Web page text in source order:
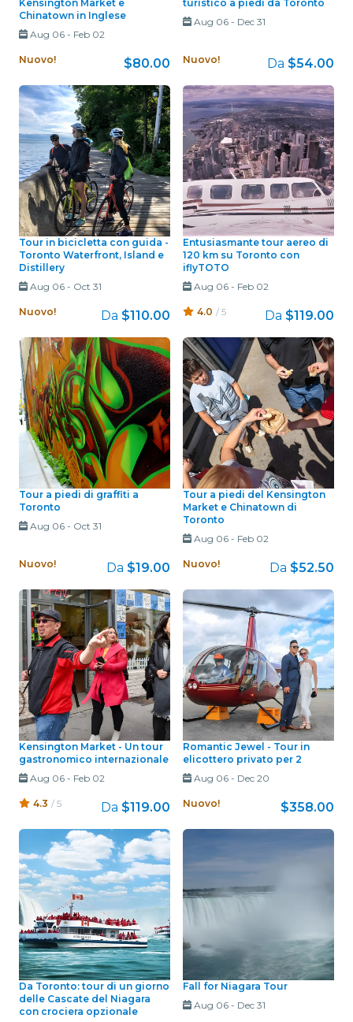
Kensington Market e
Chinatown in Inglese
Aug 06- Feb 02
Nuovo! $80.00
turistico a piedi da Toronto
Aug 06- Dec 31
Nuovo! Da $54.00
Tour in bicicletta con guida -
Toronto Waterfront, Island e
Distillery
Aug 06- Oct 31
Nuovo! Da $110.00
Entusiasmante tour aereo di
120 km su Toronto con
iflyTOTO
Aug 06- Feb 02
4.0 / 5 Da $119.00
Tour a piedi di graffiti a
Toronto
Aug 06- Oct 31
Nuovo! Da $19.00
Tour a piedi del Kensington
Market e Chinatown di
Toronto
Aug 06- Feb 02
Nuovo! Da $52.50
Kensington Market - Un tour
gastronomico internazionale
Aug 06- Feb 02
4.3 / 5 Da $119.00
Romantic Jewel - Tour in
elicottero privato per 2
Aug 06- Dec 20
Nuovo! $358.00
Da Toronto: tour di un giorno
delle Cascate del Niagara
con crociera opzionale
Fall for Niagara Tour
Aug 06- Dec 31